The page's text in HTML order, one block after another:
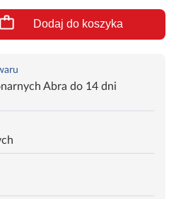
Dodaj do koszyka
Abra do 14 dni